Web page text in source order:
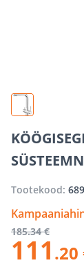
Tootekood:
185.34 €
111 .20